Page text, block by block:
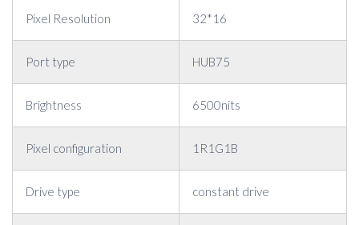
Pixel Resolution 32*16
Port type HUB75
Brightness 6500nits
Pixel configuration 1R1G1B
Drive type constant drive